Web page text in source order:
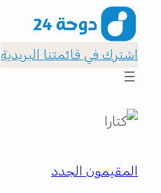
اشترك في قائمتنا البريدية
المقيمون الجدد